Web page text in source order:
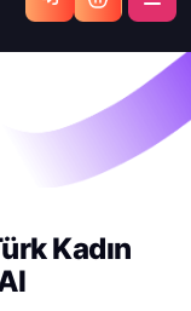
Kadın